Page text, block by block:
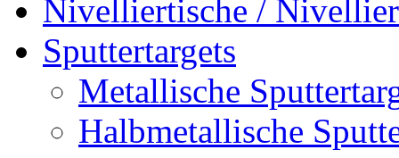
Nivelliertische /
Sputtertargets
Metallische
Halbmetallische